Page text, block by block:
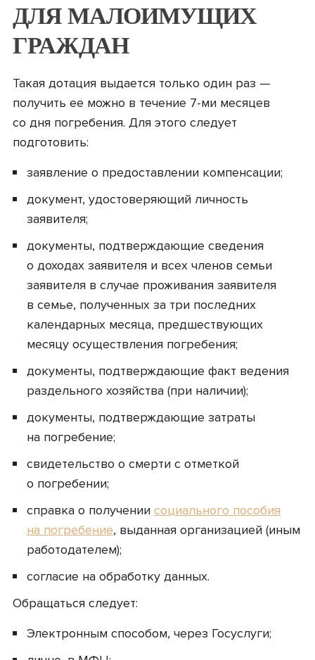
ДЛЯ МАЛОИМУЩИХ
ГРАЖДАН
Такая дотация выдается только один раз —
получить ее можно в течение 7-ми месяцев
со дня погребения. Для этого следует
подготовить:
заявление о предоставлении компенсации;
документ, удостоверяющий личность
заявителя;
документы, подтверждающие сведения
о доходах заявителя и всех членов семьи
заявителя в случае проживания заявителя
в семье, полученных за три последних
календарных месяца, предшествующих
месяцу осуществления погребения;
документы, подтверждающие факт ведения
раздельного хозяйства (при наличии);
документы, подтверждающие затраты
на погребение;
свидетельство о смерти с отметкой
о погребении;
справка о получении социального пособия
на погребение, выданная организацией (иным
работодателем);
согласие на обработку данных.
Обращаться следует:
Электронным способом, через Госуслуги;